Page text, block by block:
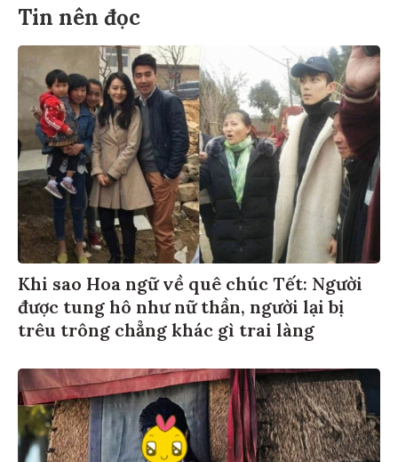
Tin nên đọc
Khi sao Hoa ngữ về quê chúc Tết: Người
được tung hô như nữ thần, người lại bị
trêu trông chẳng khác gì trai làng